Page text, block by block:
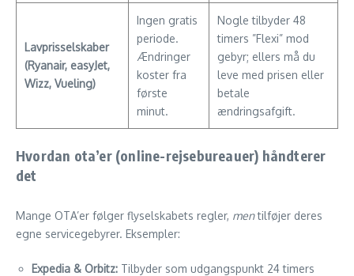
Lavpris­selskaber
(Ryanair, easyJet,
Wizz, Vueling)
Ingen gratis
periode.
Ændringer
koster fra
første
minut.
Nogle tilbyder 48
timers ”Flexi” mod
gebyr; ellers må du
leve med prisen eller
betale
ændringsafgift.
Hvordan ota’er (online-rejsebureauer) håndterer
det
Mange OTA’er følger flyselskabets regler, mentilføjer deres
egne servicegebyrer. Eksempler:
Expedia & Orbitz: Tilbyder som udgangspunkt 24 timers